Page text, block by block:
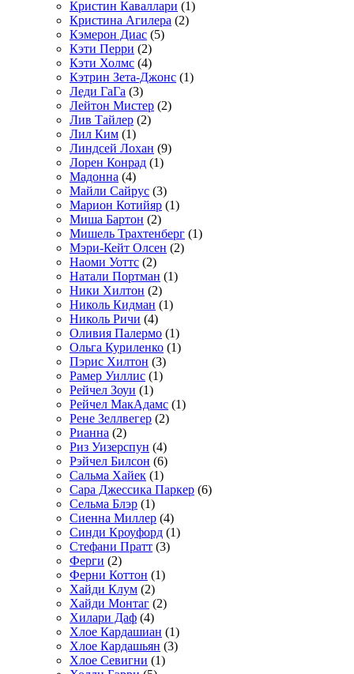
Кристин Каваллари (1)
Кристина Агилера (2)
Кэмерон Диас (5)
Кэти Перри (2)
Кэти Холмс (4)
Кэтрин Зета-Джонс (1)
Леди ГаГа (3)
Лейтон Мистер (2)
Лив Тайлер (2)
Лил Ким (1)
Линдсей Лохан (9)
Лорен Конрад (1)
Мадонна (4)
Майли Сайрус (3)
Марион Котийяр (1)
Миша Бартон (2)
Мишель Трахтенберг (1)
Мэри-Кейт Олсен (2)
Наоми Уоттс (2)
Натали Портман (1)
Ники Хилтон (2)
Николь Кидман (1)
Николь Ричи (4)
Оливия Палермо (1)
Ольга Куриленко (1)
Пэрис Хилтон (3)
Рамер Уиллис (1)
Рейчел Зоуи (1)
Рейчел МакАдамс (1)
Рене Зеллвегер (2)
Рианна (2)
Риз Уизерспун (4)
Рэйчел Билсон (6)
Сальма Хайек (1)
Сара Джессика Паркер (6)
Сельма Блэр (1)
Сиенна Миллер (4)
Синди Кроуфорд (1)
Стефани Пратт (3)
Ферги (2)
Ферни Коттон (1)
Хайди Клум (2)
Хайди Монтаг (2)
Хилари Даф (4)
Хлое Кардашиан (1)
Хлое Кардашьян (3)
Хлое Севигни (1)